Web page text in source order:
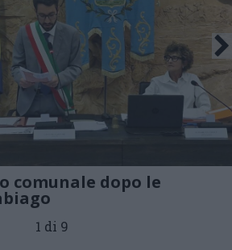
comunale dopo le
1 di 9